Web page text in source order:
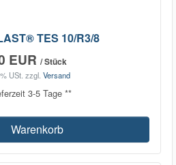
TES 10/R3/8
EUR / Stück
USt. zzgl. Versand
3-5 Tage **
Warenkorb